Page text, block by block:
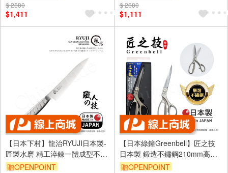
$ 2580
$1,411
$ 2680
$1,111
【日本下村】龍治RYUJI日本製-
匠製水磨 精工淬鍊一體成型不鏽
鋼刀-15cm(廚房小刀)
贈OPENPOINT
【日本綠鐘Greenbell】匠之技
日本製 鍛造不鏽鋼210mm高品
質裁布剪刀 G-5145-S號
贈OPENPOINT